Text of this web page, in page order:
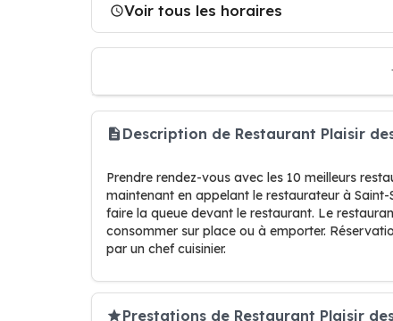
Voir tous les horaires
Description de Restaurant Plaisir
Prendre rendez-vous avec les 10 meilleurs
maintenant en appelant le restaurateur à
faire la queue devant le restaurant. Le
consommer sur place ou à emporter.
par un chef cuisinier.
Prestations de Restaurant Plaisir